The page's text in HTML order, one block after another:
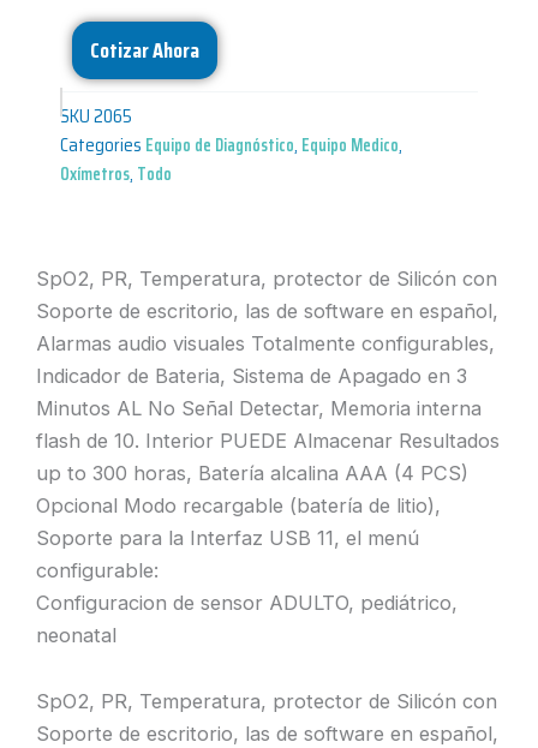
Cotizar Ahora
SKU2065
Categories Equipo de Diagnóstico, Equipo Medico,
Oxímetros, Todo
SpO2, PR, Temperatura, protector de Silicón con
Soporte de escritorio, las de software en español,
Alarmas audio visuales Totalmente configurables,
Indicador de Bateria, Sistema de Apagado en 3
Minutos AL No Señal Detectar, Memoria interna
flash de 10. Interior PUEDE Almacenar Resultados
up to 300 horas, Batería alcalina AAA (4 PCS)
Opcional Modo recargable (batería de litio),
Soporte para la Interfaz USB 11, el menú
configurable:
Configuracion de sensor ADULTO, pediátrico,
neonatal
SpO2, PR, Temperatura, protector de Silicón con
Soporte de escritorio, las de software en español,